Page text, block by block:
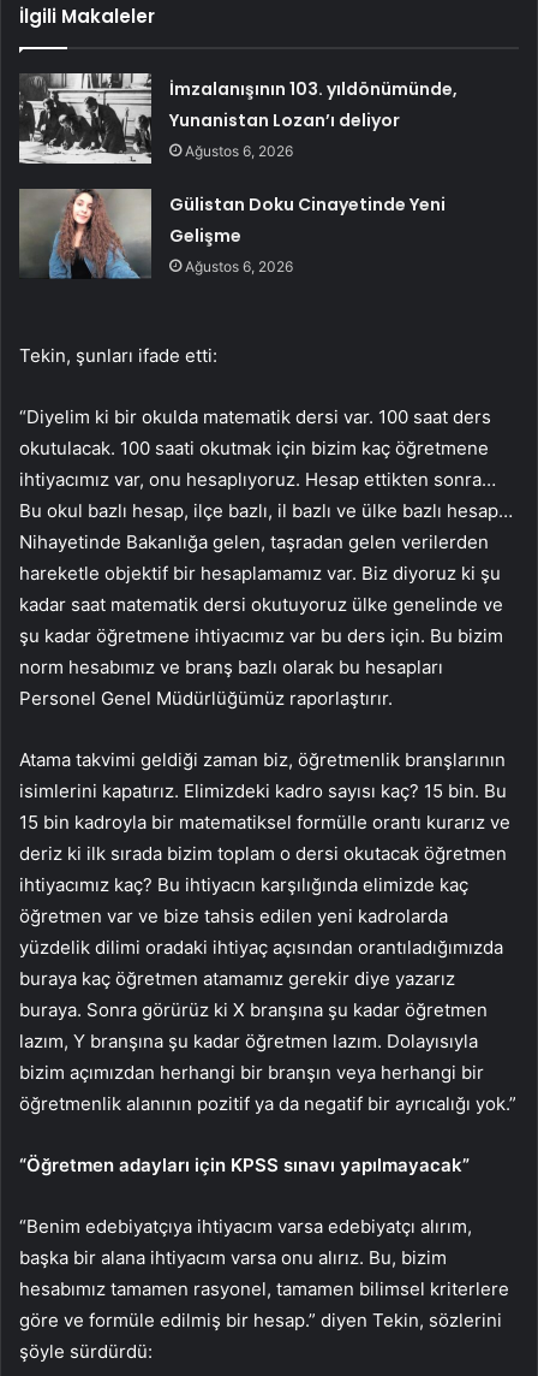
İlgili Makaleler
İmzalanışının 103. yıldönümünde,
Yunanistan Lozan’ı deliyor
Ağustos 6, 2026
Gülistan Doku Cinayetinde Yeni
Gelişme
Ağustos 6, 2026
Tekin, şunları ifade etti:
“Diyelim ki bir okulda matematik dersi var. 100 saat ders
okutulacak. 100 saati okutmak için bizim kaç öğretmene
ihtiyacımız var, onu hesaplıyoruz. Hesap ettikten sonra…
Bu okul bazlı hesap, ilçe bazlı, il bazlı ve ülke bazlı hesap…
Nihayetinde Bakanlığa gelen, taşradan gelen verilerden
hareketle objektif bir hesaplamamız var. Biz diyoruz ki şu
kadar saat matematik dersi okutuyoruz ülke genelinde ve
şu kadar öğretmene ihtiyacımız var bu ders için. Bu bizim
norm hesabımız ve branş bazlı olarak bu hesapları
Personel Genel Müdürlüğümüz raporlaştırır.
Atama takvimi geldiği zaman biz, öğretmenlik branşlarının
isimlerini kapatırız. Elimizdeki kadro sayısı kaç? 15 bin. Bu
15 bin kadroyla bir matematiksel formülle orantı kurarız ve
deriz ki ilk sırada bizim toplam o dersi okutacak öğretmen
ihtiyacımız kaç? Bu ihtiyacın karşılığında elimizde kaç
öğretmen var ve bize tahsis edilen yeni kadrolarda
yüzdelik dilimi oradaki ihtiyaç açısından orantıladığımızda
buraya kaç öğretmen atamamız gerekir diye yazarız
buraya. Sonra görürüz ki X branşına şu kadar öğretmen
lazım, Y branşına şu kadar öğretmen lazım. Dolayısıyla
bizim açımızdan herhangi bir branşın veya herhangi bir
öğretmenlik alanının pozitif ya da negatif bir ayrıcalığı yok.”
“Öğretmen adayları için KPSS sınavı yapılmayacak”
“Benim edebiyatçıya ihtiyacım varsa edebiyatçı alırım,
başka bir alana ihtiyacım varsa onu alırız. Bu, bizim
hesabımız tamamen rasyonel, tamamen bilimsel kriterlere
göre ve formüle edilmiş bir hesap.” diyen Tekin, sözlerini
şöyle sürdürdü: